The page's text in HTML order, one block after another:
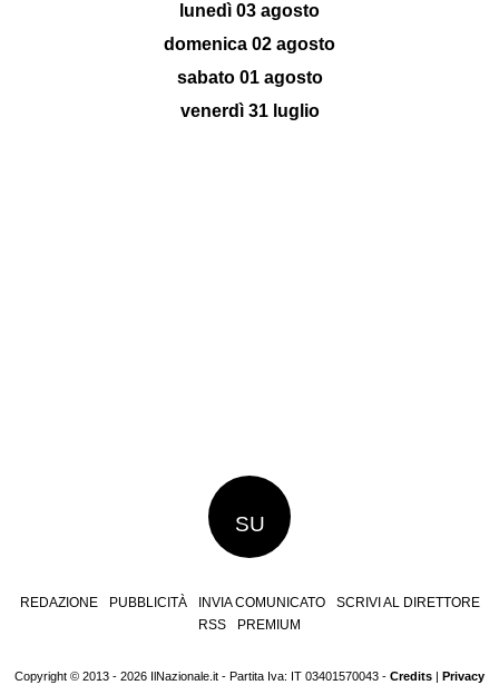
lunedì 03 agosto
domenica 02 agosto
sabato 01 agosto
venerdì 31 luglio
SU
REDAZIONE PUBBLICITÀ INVIA COMUNICATO
SCRIVI AL DIRETTORE
RSS
PREMIUM
Copyright © 2013 - 2026 IlNazionale.it - Partita Iva: IT 03401570043 - Credits | Privacy